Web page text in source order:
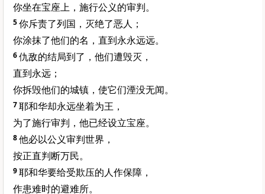
你坐在宝座上，施行公义的审判。
5你斥责了列国，灭绝了恶人；
你涂抹了他们的名，直到永永远远。
6仇敌的结局到了，他们遭毁灭，
直到永远；
你拆毁他们的城镇，使它们湮没无闻。
7耶和华却永远坐着为王，
为了施行审判，他已经设立宝座。
8他必以公义审判世界，
按正直判断万民。
9耶和华要给受欺压的人作保障，
作患难时的避难所。